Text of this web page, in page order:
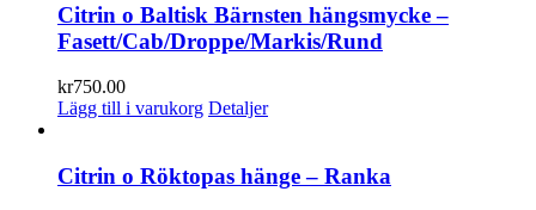
Citrin o Baltisk Bärnsten hängsmycke –
Fasett/Cab/Droppe/Markis/Rund
kr750.00
Lägg till i varukorg Detaljer
Citrin o Röktopas hänge – Ranka